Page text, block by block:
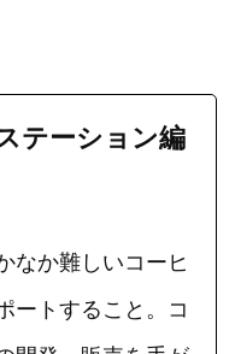
テーション編
なか難しいコーヒ
ートすること。コ